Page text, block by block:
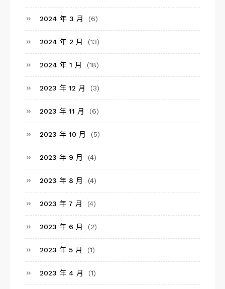
2024 年 3 月 (6)
2024 年 2 月 (13)
2024 年 1 月 (18)
2023 年 12 月 (3)
2023 年 11 月 (6)
2023 年 10 月 (5)
2023 年 9 月 (4)
2023 年 8 月 (4)
2023 年 7 月 (4)
2023 年 6 月 (2)
2023 年 5 月 (1)
2023 年 4 月 (1)